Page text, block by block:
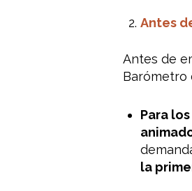
Antes
Antes de
Barómetro
Para
la